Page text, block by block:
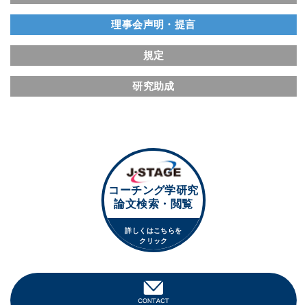
理事会声明・提言
規定
研究助成
コーチング学研究
論文検索・閲覧
詳しくはこちらを
クリック